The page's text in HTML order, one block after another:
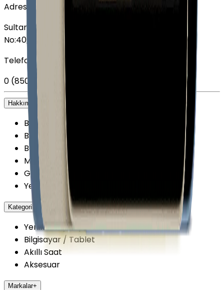
Adres
Sultan Selim Mahallesi, Lalegül Sokağı No:5, İç Kapı
No:40, 34415 Kağıthane/İstanbul
Telefon
0 (850) 303 79 79
Hakkımızda
Biz kimiz?
Blog
Belgelerimiz
Mağazalarımız
Getmobil Güvenilir Mi?
Yenilenmiş Cihazlarda Güvence
Kategoriler +
Yenilenmiş Cep Telefonu
Bilgisayar / Tablet
Akıllı Saat
Aksesuar
Markalar+